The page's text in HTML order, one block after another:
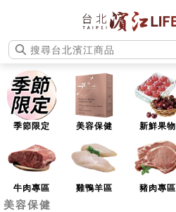
季節限定 美容保健 新鮮果物
牛肉專區 雞鴨羊區 豬肉專區
美容保健